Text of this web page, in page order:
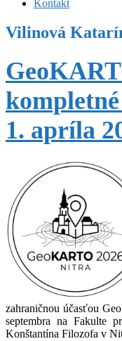
Kontakt
Vilinová
1. apríla
zahraničnou účasťou
septembra na Fakulte
Konštantína Filozofa v